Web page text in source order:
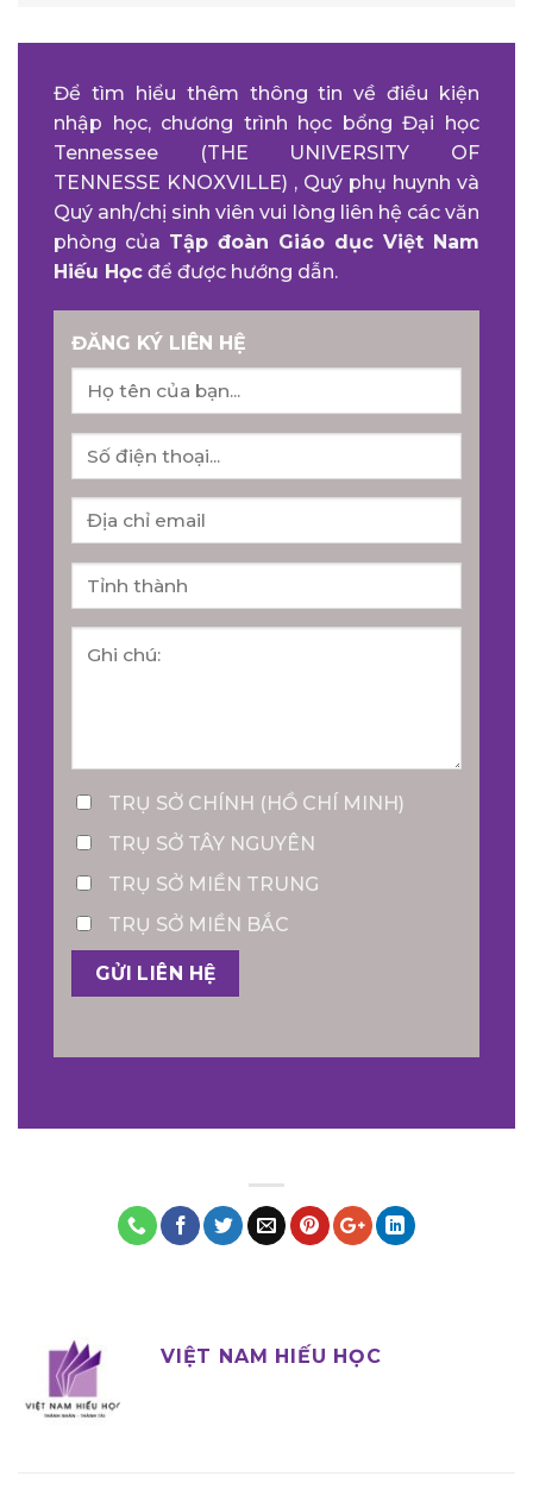
Để tìm hiểu thêm thông tin về điều kiện
nhập học, chương trình học bổng Đại học
Tennessee (THE UNIVERSITY OF
TENNESSE KNOXVILLE) , Quý phụ huynh và
Quý anh/chị sinh viên vui lòng liên hệ các văn
phòng của Tập đoàn Giáo dục Việt Nam
Hiếu Học để được hướng dẫn.
ĐĂNG KÝ LIÊN HỆ
TRỤ SỞ CHÍNH (HỒ CHÍ MINH)
TRỤ SỞ TÂY NGUYÊN
TRỤ SỞ MIỀN TRUNG
TRỤ SỞ MIỀN BẮC
VIỆT NAM HIẾU HỌC